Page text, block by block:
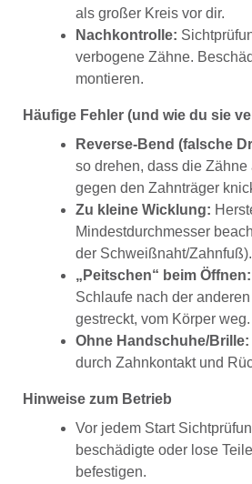
als großer Kreis vor dir.
Nachkontrolle:
verbogene Zähne.
montieren.
Häufige Fehler (und wie du sie
Reverse-Bend (falsche
so drehen, dass die
gegen den Zahnträger
Zu kleine Wicklung:
Mindestdurchmesser
der Schweißnaht/Zahnfuß).
„Peitschen“ beim Öffnen:
Schlaufe nach der
gestreckt, vom Körper weg.
Ohne Handschuhe/Brille:
durch Zahnkontakt und
Hinweise zum Betrieb
Vor jedem Start
beschädigte oder lose
befestigen.